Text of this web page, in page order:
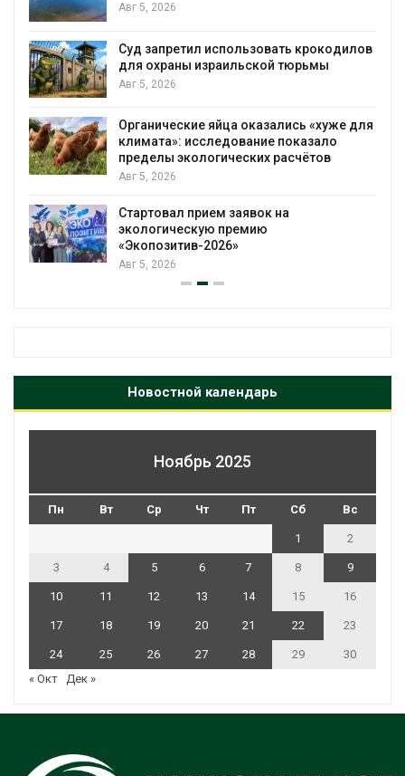
Авг 5, 2026
Суд запретил использовать крокодилов
для охраны израильской тюрьмы
Авг 5, 2026
Органические яйца оказались «хуже для
климата»: исследование показало
пределы экологических расчётов
Авг 5, 2026
Стартовал прием заявок на
экологическую премию
«Экопозитив-2026»
Авг 5, 2026
Новостной календарь
Ноябрь 2025
Пн Вт Ср Чт Пт Сб Вс
1 2
3 4 5 6 7 8 9
10 11 12 13 14 15 16
17 18 19 20 21 22 23
24 25 26 27 28 29
30
« Окт Дек »